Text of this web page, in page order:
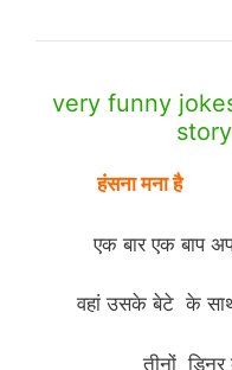
very funny
हंसना मना है
एक बार एक बाप
वहां उसके बेटे के
तीनों